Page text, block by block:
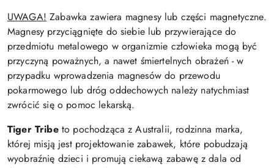
UWAGA! Zabawka zawiera magnesy lub części magnetyczne.
Magnesy przyciągnięte do siebie lub przywierające do
przedmiotu metalowego w organizmie człowieka mogą być
przyczyną poważnych, a nawet śmiertelnych obrażeń - w
przypadku wprowadzenia magnesów do przewodu
pokarmowego lub dróg oddechowych należy natychmiast
zwrócić się o pomoc lekarską.
Tiger Tribe to pochodząca z Australii, rodzinna marka,
której misją jest projektowanie zabawek, które pobudzają
wyobraźnię dzieci i promują ciekawą zabawę z dala od